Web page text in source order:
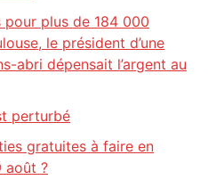
pour plus de 184 000
le président d’une
abri dépensait l’argent au
perturbé
gratuites à faire en
août ?